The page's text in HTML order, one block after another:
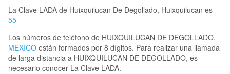
La Clave LADA de Huixquilucan De Degollado, Huixquilucan es
55
Los números de teléfono de HUIXQUILUCAN DE DEGOLLADO,
MEXICO están formados por 8 dígitos. Para realizar una llamada
de larga distancia a HUIXQUILUCAN DE DEGOLLADO, es
necesario conocer La Clave LADA.